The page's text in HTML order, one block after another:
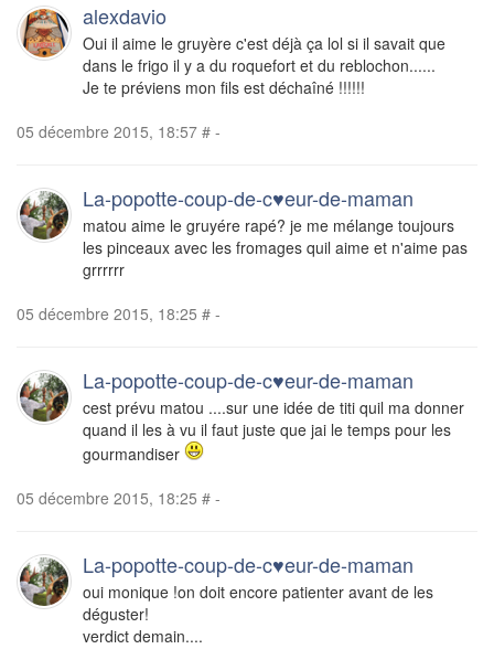
alexdavio
Oui il aime le gruyère c'est déjà ça lol si il savait que
dans le frigo il y a du roquefort et du reblochon......
Je te préviens mon fils est déchaîné !!!!!!
05 décembre 2015, 18:57 # -
La-popotte-coup-de-c♥eur-de-maman
matou aime le gruyére rapé? je me mélange toujours
les pinceaux avec les fromages quil aime et n'aime pas
grrrrrr
05 décembre 2015, 18:25 # -
La-popotte-coup-de-c♥eur-de-maman
cest prévu matou ....sur une idée de titi quil ma donner
quand il les à vu il faut juste que jai le temps pour les
gourmandiser
05 décembre 2015, 18:25 # -
La-popotte-coup-de-c♥eur-de-maman
oui monique !on doit encore patienter avant de les
déguster!
verdict demain....